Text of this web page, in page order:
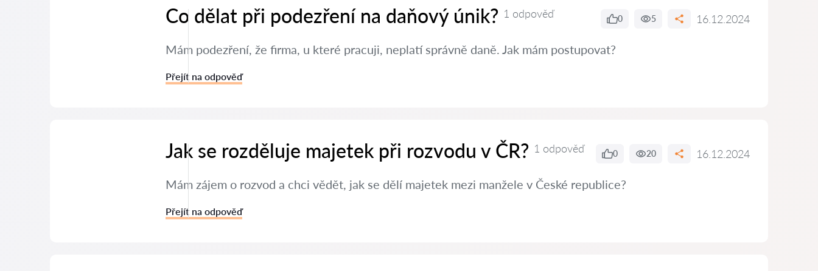
Co dělat při podezření na daňový únik? 1 odpověď 0 5 16.12.2024
Mám podezření, že firma, u které pracuji, neplatí správně daně. Jak mám postupovat?
Přejít na odpověď
Jak se rozděluje majetek při rozvodu v ČR? 1 odpověď 0 20 16.12.2024
Mám zájem o rozvod a chci vědět, jak se dělí majetek mezi manžele v České republice?
Přejít na odpověď